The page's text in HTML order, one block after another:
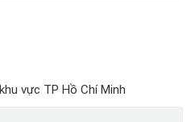
vực TP Hồ Chí Minh